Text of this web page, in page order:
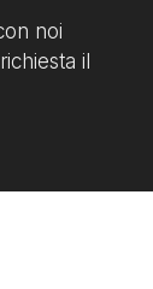
noi
il